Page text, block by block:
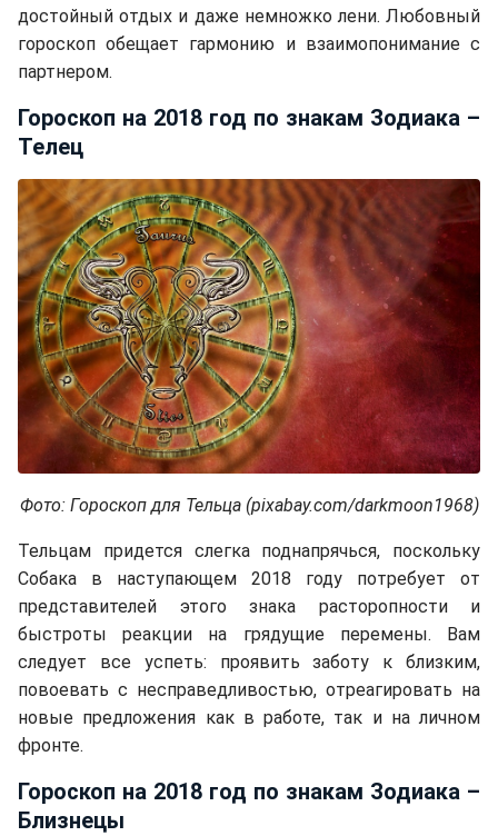
достойный отдых и даже немножко лени. Любовный
гороскоп обещает гармонию и взаимопонимание с
партнером.
Гороскоп на 2018 год по знакам Зодиака –
Телец
Фото: Гороскоп для Тельца (pixabay.com/darkmoon1968)
Тельцам придется слегка поднапрячься, поскольку
Собака в наступающем 2018 году потребует от
представителей этого знака расторопности и
быстроты реакции на грядущие перемены. Вам
следует все успеть: проявить заботу к близким,
повоевать с несправедливостью, отреагировать на
новые предложения как в работе, так и на личном
фронте.
Гороскоп на 2018 год по знакам Зодиака –
Близнецы